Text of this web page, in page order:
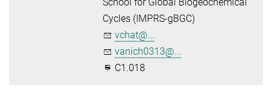
Cycles (IMPRS-gBGC)
vchat@...
vanich0313@...
C1.018